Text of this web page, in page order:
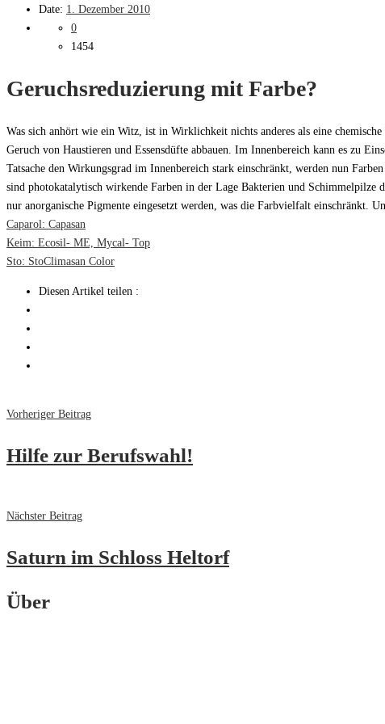
Date: 1. Dezember 2010
0
1454
Geruchsreduzierung mit Farbe?
Was sich anhört wie ein Witz, ist in Wirklichkeit nichts anderes als eine
Geruch von Haustieren und Essensdüfte abbauen. Im Innenbereich kann es zu
Tatsache den Wirkungsgrad im Innenbereich stark einschränkt, werden nun
sind photokatalytisch wirkende Farben in der Lage Bakterien und Schimmelpilze
nur anorganische Pigmente eingesetzt werden, was die Farbvielfalt einschränkt.
Caparol: Capasan
Keim: Ecosil- ME, Mycal- Top
Sto: StoClimasan Color
Diesen Artikel teilen :
Vorheriger Beitrag
Hilfe zur Berufswahl!
Nächster Beitrag
Saturn im Schloss Heltorf
Über